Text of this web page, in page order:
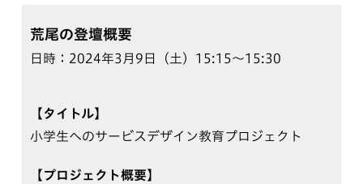
荒尾の登壇概要
日時：2024年3月9日（土）15:15〜15:30
【タイトル】
小学生へのサービスデザイン教育プロジェクト
【プロジェクト概要】